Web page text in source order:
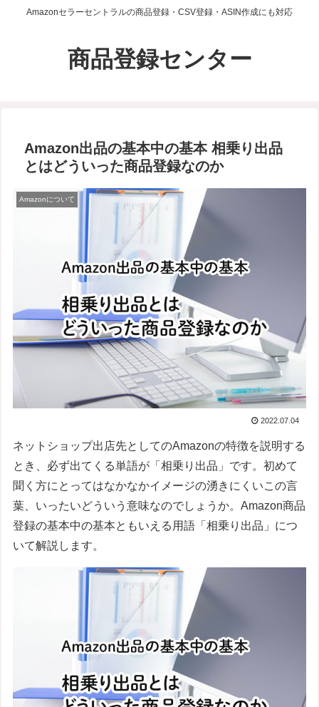
Amazonセラーセントラルの商品登録・CSV登録・ASIN作成にも対応
商品登録センター
Amazon出品の基本中の基本 相乗り出品
とはどういった商品登録なのか
Amazonについて
2022.07.04
ネットショップ出店先としてのAmazonの特徴を説明する
とき、必ず出てくる単語が「相乗り出品」です。初めて
聞く方にとってはなかなかイメージの湧きにくいこの言
葉、いったいどういう意味なのでしょうか。Amazon商品
登録の基本中の基本ともいえる用語「相乗り出品」につ
いて解説します。